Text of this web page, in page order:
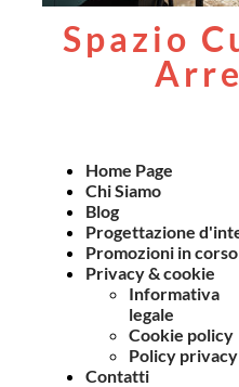
Spazio
Home Page
Chi Siamo
Blog
Progettazione
Promozioni in corso
Privacy & cookie
Informativa
legale
Cookie policy
Policy privacy
Contatti